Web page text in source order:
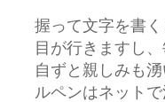
握って文字を書
目が行きますし
自ずと親しみも
ルペンはネット